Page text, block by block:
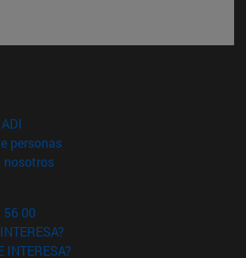
en nueva ventana)
personas(abre en nueva ventana)
nosotros(abre en nueva ventana)
56 00
INTERESA?